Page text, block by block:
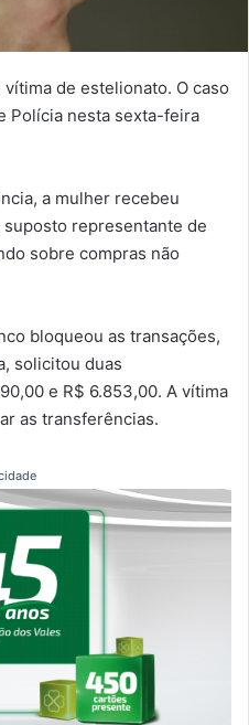
de estelionato. O caso
Polícia nesta sexta-feira
a mulher recebeu
representante de
sobre compras não
bloqueou as transações,
solicitou duas
e R$ 6.853,00. A vítima
as transferências.